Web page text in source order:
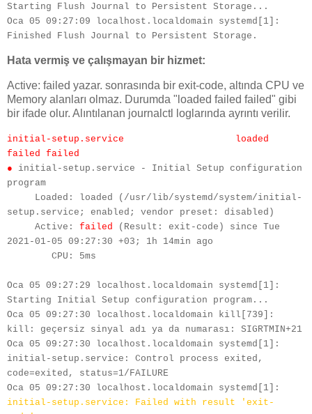
Starting Flush Journal to Persistent Storage...
Oca 05 09:27:09 localhost.localdomain systemd[1]:
Finished Flush Journal to Persistent Storage.
Hata vermiş ve çalışmayan bir hizmet:
Active: failed yazar. sonrasında bir exit-code, altında CPU ve
Memory alanları olmaz. Durumda "loaded failed failed" gibi
bir ifade olur. Alıntılanan journalctl loglarında ayrıntı verilir.
initial-setup.service
loaded
failed failed
● initial-setup.service - Initial Setup configuration
program
Loaded: loaded (/usr/lib/systemd/system/initial-
setup.service; enabled; vendor preset: disabled)
Active: failed
(Result: exit-code) since Tue
2021-01-05 09:27:30 +03; 1h 14min ago
CPU: 5ms
Oca 05 09:27:29 localhost.localdomain systemd[1]:
Starting Initial Setup configuration program...
Oca 05 09:27:30 localhost.localdomain kill[739]:
kill: geçersiz sinyal adı ya da numarası: SIGRTMIN+21
Oca 05 09:27:30 localhost.localdomain systemd[1]:
initial-setup.service: Control process exited,
code=exited, status=1/FAILURE
initial-setup.service: Failed with result 'exit-